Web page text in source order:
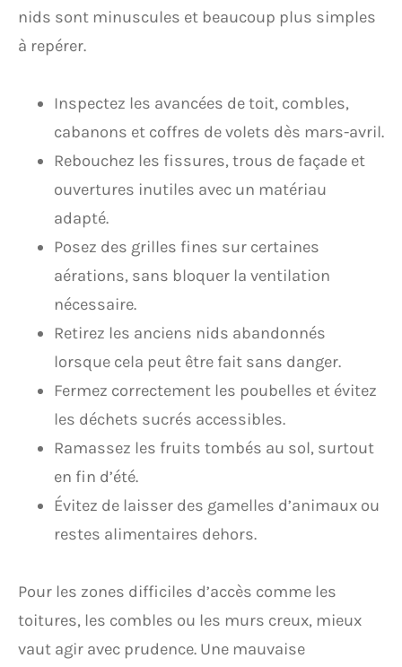
nids sont minuscules et beaucoup plus simples
à repérer.
Inspectez les avancées de toit, combles,
cabanons et coffres de volets dès mars-avril.
Rebouchez les fissures, trous de façade et
ouvertures inutiles avec un matériau
adapté.
Posez des grilles fines sur certaines
aérations, sans bloquer la ventilation
nécessaire.
Retirez les anciens nids abandonnés
lorsque cela peut être fait sans danger.
Fermez correctement les poubelles et évitez
les déchets sucrés accessibles.
Ramassez les fruits tombés au sol, surtout
en fin d’été.
Évitez de laisser des gamelles d’animaux ou
restes alimentaires dehors.
Pour les zones difficiles d’accès comme les
toitures, les combles ou les murs creux, mieux
vaut agir avec prudence. Une mauvaise